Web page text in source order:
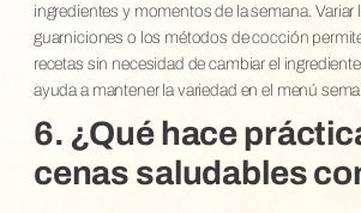
ingredientes y momentos de la semana. Variar
guarniciones o los métodos de cocción
recetas sin necesidad de cambiar el
ayuda a mantener la variedad en el menú
6. ¿Qué hace
cenas saludables